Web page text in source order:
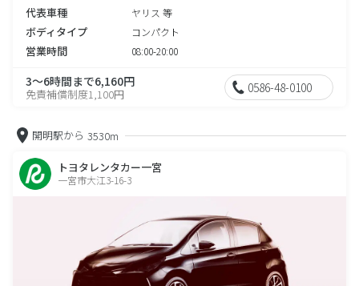
代表車種 ヤリス 等
ボディタイプ コンパクト
営業時間 08:00-20:00
3～6時間まで6,160円
免責補償制度1,100円 0586-48-0100
開明駅から 3530m
トヨタレンタカー一宮
一宮市大江3-16-3